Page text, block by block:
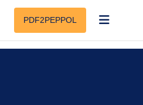
PDF2PEPPOL
before it is approved or sent to